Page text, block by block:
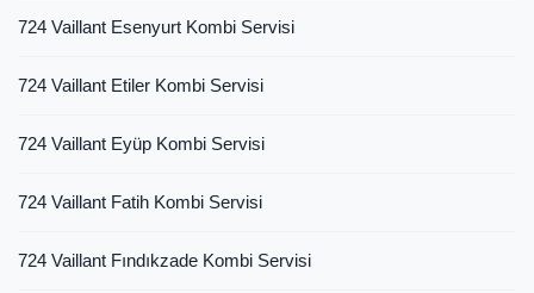
724 Vaillant Esenyurt Kombi Servisi
724 Vaillant Etiler Kombi Servisi
724 Vaillant Eyüp Kombi Servisi
724 Vaillant Fatih Kombi Servisi
724 Vaillant Fındıkzade Kombi Servisi